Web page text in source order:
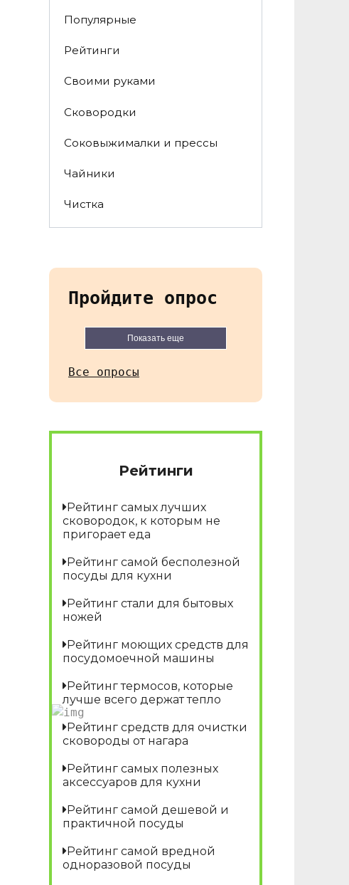
Популярные
Рейтинги
Своими руками
Сковородки
Соковыжималки и прессы
Чайники
Чистка
Пройдите опрос
Показать еще
Все опросы
Рейтинги
Рейтинг самых лучших
сковородок, к которым не
пригорает еда
Рейтинг самой бесполезной
посуды для кухни
Рейтинг стали для бытовых
ножей
Рейтинг моющих средств для
посудомоечной машины
Рейтинг термосов, которые
лучше всего держат тепло
Рейтинг средств для очистки
сковороды от нагара
Рейтинг самых полезных
аксессуаров для кухни
Рейтинг самой дешевой и
практичной посуды
Рейтинг самой вредной
одноразовой посуды